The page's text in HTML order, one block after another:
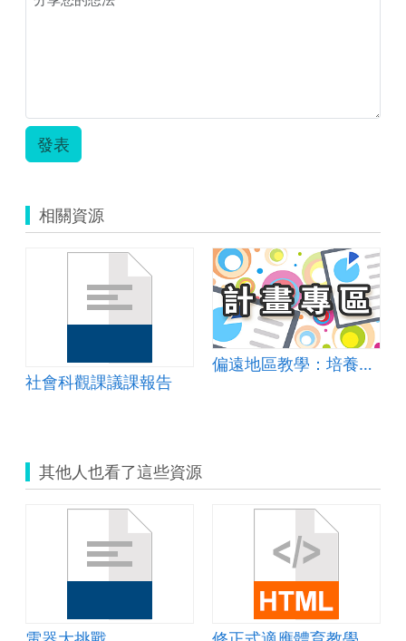
發表
相關資源
社會科觀課議課報告
偏遠地區教學：培養道德實踐與公民意識素養
其他人也看了這些資源